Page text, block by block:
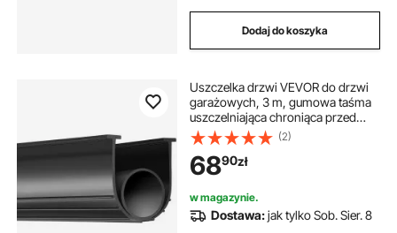
Dodaj do koszyka
Uszczelka drzwi VEVOR do drzwi
garażowych, 3 m, gumowa taśma
uszczelniająca chroniąca przed
powietrzem, wilgocią i kurzem,
czarna taśma uszczelniająca do
drzwi, odpowiednia do drzwi
garażowych, rolet, krat zwijanych
itp.
(2)
6890zł
w magazynie.
Dostawa:jak tylko Sob. Sier. 8